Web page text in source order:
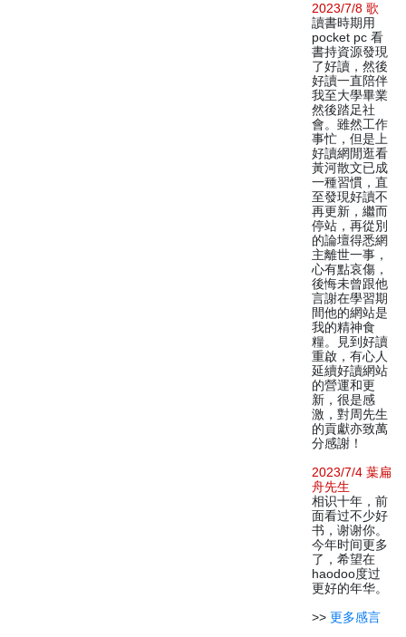
2023/7/8 歌
讀書時期用
pocket pc 看
書持資源發現
了好讀，然後
好讀一直陪伴
我至大學畢業
然後踏足社
會。雖然工作
事忙，但是上
好讀網閒逛看
黃河散文已成
一種習慣，直
至發現好讀不
再更新，繼而
停站，再從別
的論壇得悉網
主離世一事，
心有點哀傷，
後悔未曾跟他
言謝在學習期
間他的網站是
我的精神食
糧。見到好讀
重啟，有心人
延續好讀網站
的營運和更
新，很是感
激，對周先生
的貢獻亦致萬
分感謝！
2023/7/4 葉扁
舟先生
相识十年，前
面看过不少好
书，谢谢你。
今年时间更多
了，希望在
haodoo度过
更好的年华。
>> 更多感言